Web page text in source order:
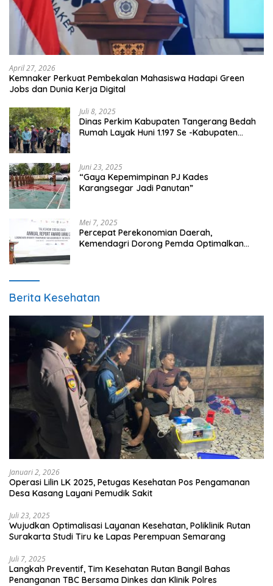
April 27, 2026
Kemnaker Perkuat Pembekalan Mahasiswa Hadapi Green
Jobs dan Dunia Kerja Digital
Juli 8, 2025
Dinas Perkim Kabupaten Tangerang Bedah
Rumah Layak Huni 1.197 Se -Kabupaten
Juni 23, 2025
“Gaya Kepemimpinan PJ Kades
Karangsegar Jadi Panutan”
Mei 7, 2025
Percepat Perekonomian Daerah,
Kemendagri Dorong Pemda Optimalkan
Berita Kesehatan
Januari 2, 2026
Operasi Lilin LK 2025, Petugas Kesehatan Pos Pengamanan
Desa Kasang Layani Pemudik Sakit
Juli 23, 2025
Wujudkan Optimalisasi Layanan Kesehatan, Poliklinik Rutan
Surakarta Studi Tiru ke Lapas Perempuan Semarang
Juli 7, 2025
Langkah Preventif, Tim Kesehatan Rutan Bangil Bahas
Penanganan TBC Bersama Dinkes dan Klinik Polres